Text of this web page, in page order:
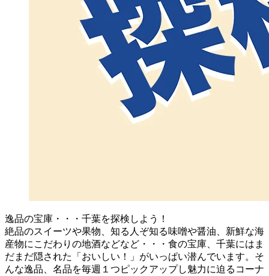
逸品の宝庫・・・千葉を探検しよう！
絶品のスイーツや果物、知る人ぞ知る味噌や醤油、新鮮な海
産物にこだわりの地酒などなど・・・食の宝庫、千葉にはま
だまだ隠された「おいしい！」がいっぱい潜んでいます。そ
んな逸品、名品を毎週１つピックアップし魅力に迫るコーナ